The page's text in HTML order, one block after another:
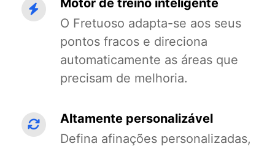
Motor de treino inteligente
O Fretuoso adapta-se aos seus
pontos fracos e direciona
automaticamente as áreas que
precisam de melhoria.
Altamente personalizável
Defina afinações personalizadas,